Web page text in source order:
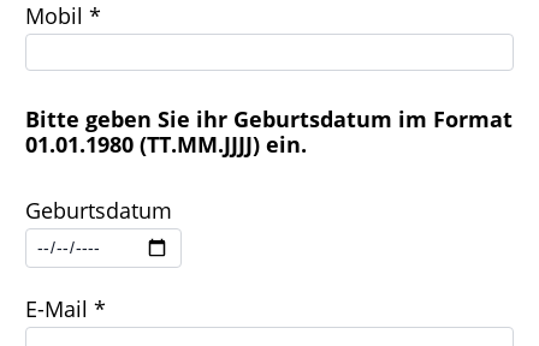
Mobil *
Bitte geben Sie ihr Geburtsdatum im Format
01.01.1980 (TT.MM.JJJJ) ein.
Geburtsdatum
E-Mail *